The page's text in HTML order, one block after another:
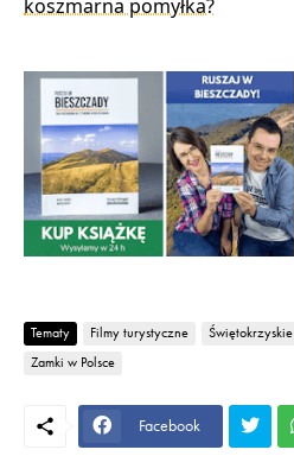
koszmarna pomyłka?
Tematy Filmy turystyczne Świętokrzyskie
Zamki w Polsce
Facebook